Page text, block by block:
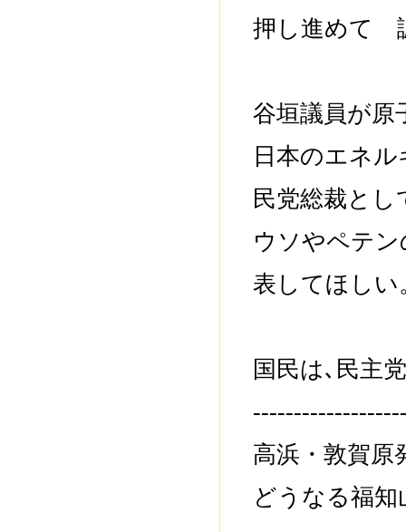
押し進めて
谷垣議員が
日本のエネ
民党総裁と
ウソやペテ
表してほしい
国民は､民主
高浜・敦賀
どうなる福知